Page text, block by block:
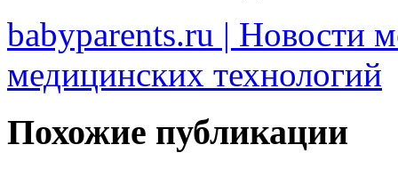
babyparents.ru | Новости
медицинских технологий
Похожие публикации